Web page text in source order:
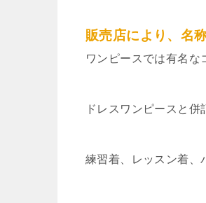
販売店により、名
ワンピースでは有名な
ドレスワンピースと併
練習着、レッスン着、